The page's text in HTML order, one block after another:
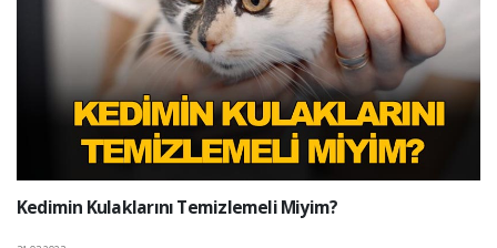
Kedimin Kulaklarını Temizlemeli Miyim?